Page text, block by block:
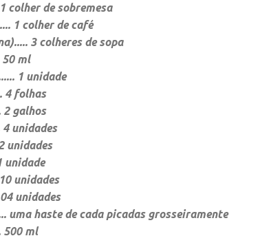
1 colher de sobremesa
1 colher de café
3 colheres de sopa
50 ml
1 unidade
4 folhas
2 galhos
4 unidades
unidades
unidade
unidades
04 unidades
uma haste de cada picadas grosseiramente
500 ml